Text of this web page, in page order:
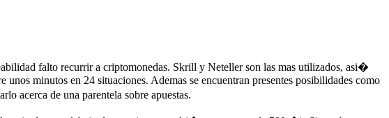
falto recurrir a criptomonedas. Skrill y Neteller son las mas utilizados, asi�
minutos en 24 situaciones. Ademas se encuentran presentes posibilidades como
acerca de una parentela sobre apuestas.